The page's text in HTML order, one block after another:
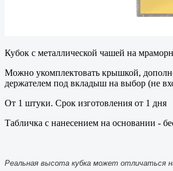
Кубок с металлической чашей на
Можно укомплектовать крышкой,
держателем под вкладыш на выбор (не
От 1 штуки. Срок изготовления от 1 дня
Табличка с нанесением на основании -
Реальная высота кубка может отличаться